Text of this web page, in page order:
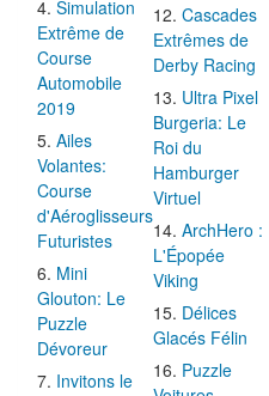
Simulation
Extrême de
Course
Automobile
2019
Ailes
Volantes:
Course
d'Aéroglisseurs
Futuristes
Mini
Glouton: Le
Puzzle
Dévoreur
Invitons le
Cascades
Extrêmes de
Derby Racing
Ultra Pixel
Burgeria: Le
Roi du
Hamburger
Virtuel
ArchHero :
L'Épopée
Viking
Délices
Glacés Félin
Puzzle